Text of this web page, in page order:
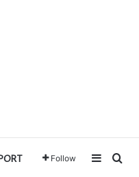
Follow Sidebar